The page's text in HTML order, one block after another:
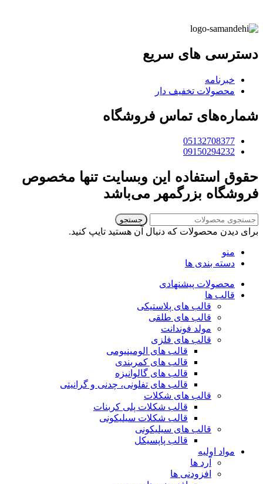
دسترسی های سریع
خبرنامه
محصولات تخفیف دار
شماره‌های تماس فروشگاه
05132708377
09150294232
حقوق استفاده این وبسایت تنها مخصوص
فروشگاه بزرگمهر می‌باشد
جستجو
برای دیدن محصولات که دنبال آن هستید تایپ کنید.
منو
دسته بندی ها
محصولات پیشنهادی
قالب ها
قالب های پلاستیکی
قالب های طلقی
مولد فوندانت
قالب های فلزی
قالب های الومینیومی
قالب های کمربندی
قالب های گالوانیزه
قالب های تفلونی، چدنی و گرانیتی
قالب های شکلات
قالب شکلات پلی کربنات
قالب شکلات سیلیکونی
قالب های سیلیکونی
قالب پاپسیکل
مواد اولیه
آرد ها
افزودنی ها